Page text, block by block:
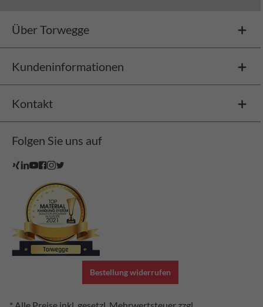
Über Torwegge
Kundeninformationen
Kontakt
Folgen Sie uns auf
Bestellung widerrufen